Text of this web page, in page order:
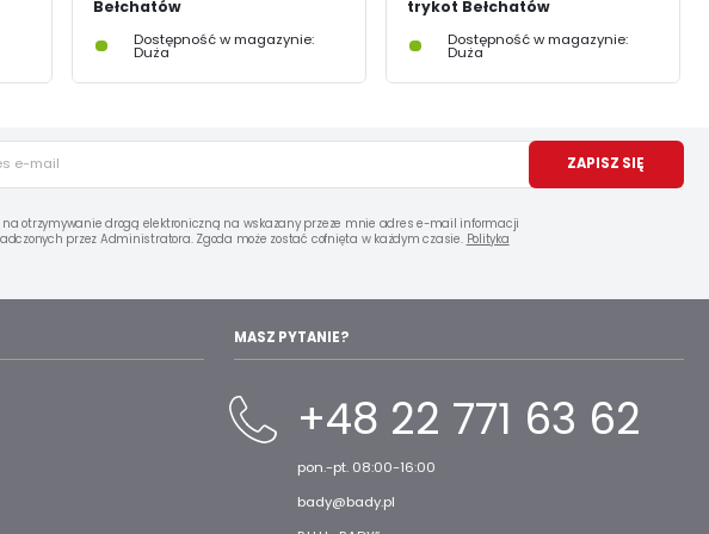
Bełchatów
Dostępność w magazynie:
Duża
trykot Bełchatów
Dostępność w magazynie:
Duża
ZAPISZ SIĘ
na otrzymywanie drogą elektroniczną na wskazany przeze mnie adres e-mail informacji
przez Administratora. Zgoda może zostać cofnięta w każdym czasie. Polityka
MASZ PYTANIE?
+48 22 771 63 62
pon.-pt. 08:00-16:00
bady@bady.pl